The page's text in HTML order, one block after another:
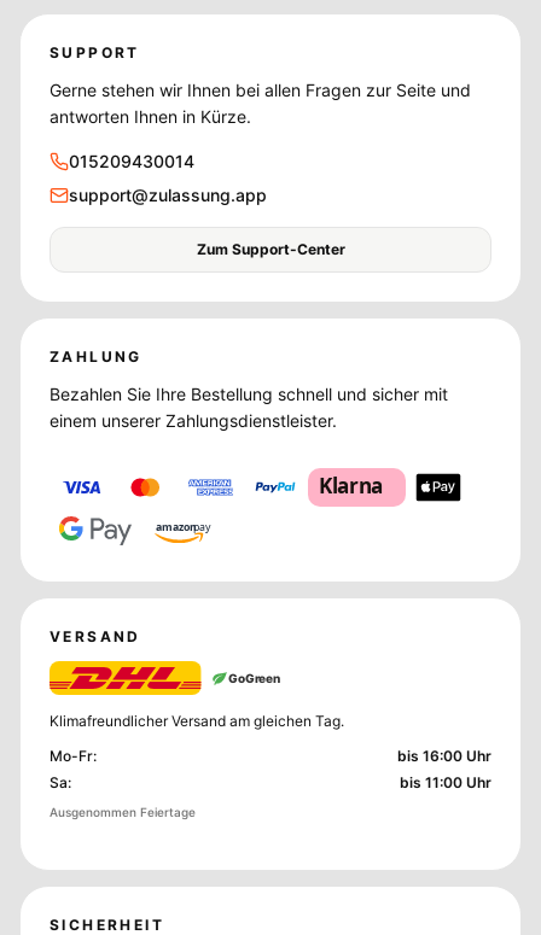
SUPPORT
Gerne stehen wir Ihnen bei allen Fragen zur Seite und
antworten Ihnen in Kürze.
015209430014
support@zulassung.app
Zum Support-Center
ZAHLUNG
Bezahlen Sie Ihre Bestellung schnell und sicher mit
einem unserer Zahlungsdienstleister.
Klarna
amazonpay
VERSAND
GoGreen
Klimafreundlicher Versand am gleichen Tag.
Mo-Fr:
bis 16:00 Uhr
Sa: bis 11:00 Uhr
Ausgenommen Feiertage
SICHERHEIT